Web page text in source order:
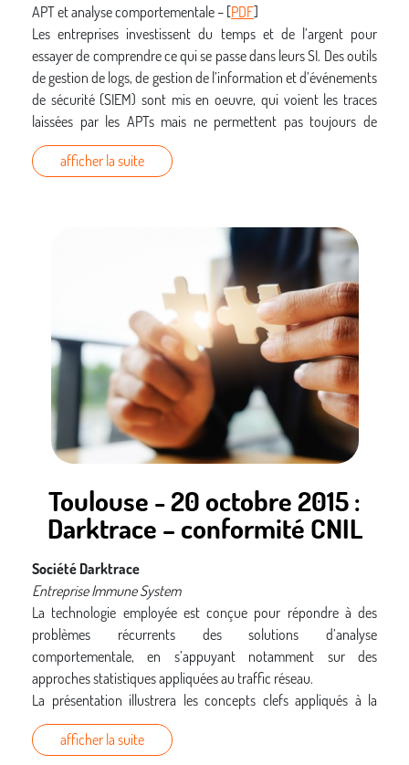
APT et analyse comportementale – [PDF]
Les entreprises investissent du temps et de l’argent pour
essayer de comprendre ce qui se passe dans leurs SI. Des outils
de gestion de logs, de gestion de l’information et d’événements
de sécurité (SIEM) sont mis en oeuvre, qui voient les traces
laissées par les APTs mais ne permettent pas toujours de
remonter rapidement aux attaques. L’analyse
comportementale pourrait être une solution.
L’objectif du projet Let’s Encrypt est de permettre la
généralisation de l’utilisation de HTTPS. Cela signifie que tout
un chacun, y compris des petites sociétés ou des particuliers,
doit pouvoir disposer d’un certificat X509. Let’s Encrypt vise à
simplifier les aspects techniques de la gestion d’un certificat,
allant de son obtention jusqu’à son installation dans le
contexte du serveur visé.
afficher la suite
Toulouse - 20 octobre 2015 :
Darktrace – conformité CNIL
Société Darktrace
Entreprise Immune System
La technologie employée est conçue pour répondre à des
problèmes récurrents des solutions d’analyse
comportementale, en s’appuyant notamment sur des
approches statistiques appliquées au traffic réseau.
La présentation illustrera les concepts clefs appliqués à la
détection d’anomalies et d’incidents. Elle abordera les enjeux
d’un déploiement en entreprise et d’opérabilité de la solution,
afficher la suite